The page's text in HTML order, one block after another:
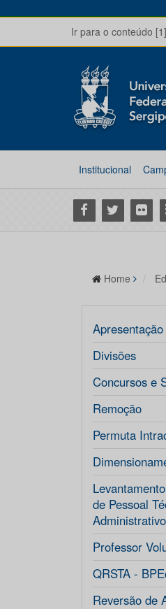
Ir para o conteúdo [1]
Institucional
Facebook
Twitter Flickr
Home
Apresentação
Divisões
Concursos e
Remoção
Permuta
de Pessoal
Professor
QRSTA -
Reversão de